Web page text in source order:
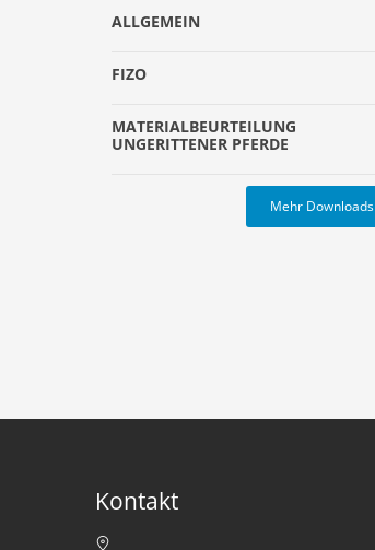
ALLGEMEIN
FIZO
MATERIALBEURTEILUNG
UNGERITTENER PFERDE
Mehr Downloads
Kontakt